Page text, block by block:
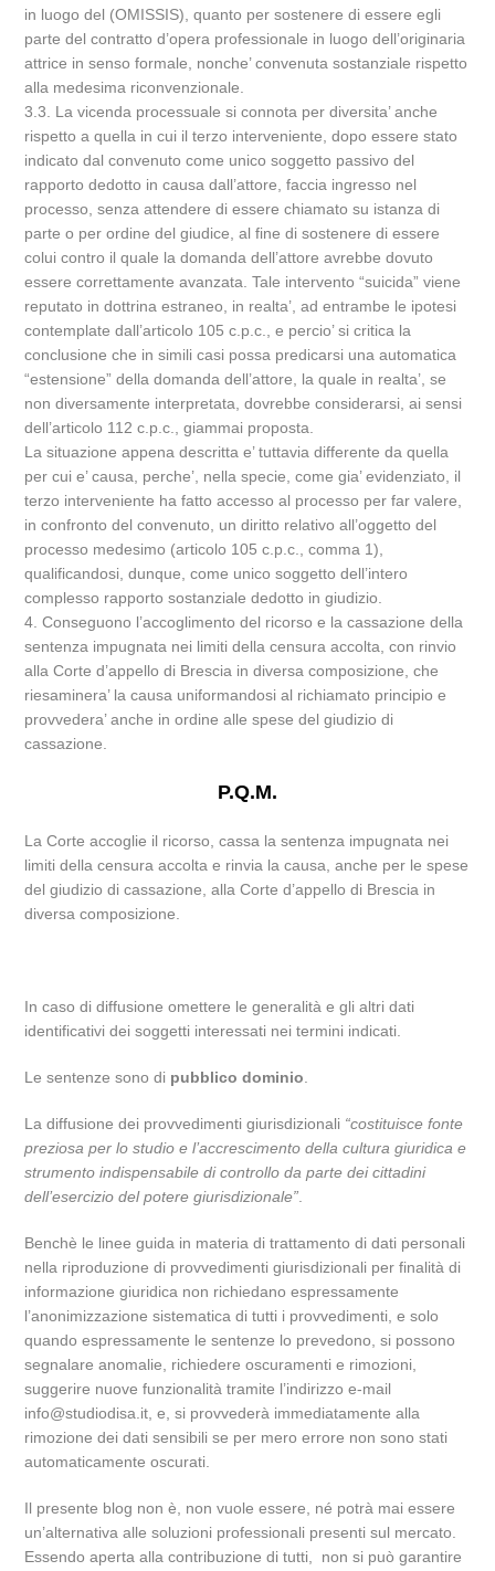
in luogo del (OMISSIS), quanto per sostenere di essere egli
parte del contratto d’opera professionale in luogo dell’originaria
attrice in senso formale, nonche’ convenuta sostanziale rispetto
alla medesima riconvenzionale.
3.3. La vicenda processuale si connota per diversita’ anche
rispetto a quella in cui il terzo interveniente, dopo essere stato
indicato dal convenuto come unico soggetto passivo del
rapporto dedotto in causa dall’attore, faccia ingresso nel
processo, senza attendere di essere chiamato su istanza di
parte o per ordine del giudice, al fine di sostenere di essere
colui contro il quale la domanda dell’attore avrebbe dovuto
essere correttamente avanzata. Tale intervento “suicida” viene
reputato in dottrina estraneo, in realta’, ad entrambe le ipotesi
contemplate dall’articolo 105 c.p.c., e percio’ si critica la
conclusione che in simili casi possa predicarsi una automatica
“estensione” della domanda dell’attore, la quale in realta’, se
non diversamente interpretata, dovrebbe considerarsi, ai sensi
dell’articolo 112 c.p.c., giammai proposta.
La situazione appena descritta e’ tuttavia differente da quella
per cui e’ causa, perche’, nella specie, come gia’ evidenziato, il
terzo interveniente ha fatto accesso al processo per far valere,
in confronto del convenuto, un diritto relativo all’oggetto del
processo medesimo (articolo 105 c.p.c., comma 1),
qualificandosi, dunque, come unico soggetto dell’intero
complesso rapporto sostanziale dedotto in giudizio.
4. Conseguono l’accoglimento del ricorso e la cassazione della
sentenza impugnata nei limiti della censura accolta, con rinvio
alla Corte d’appello di Brescia in diversa composizione, che
riesaminera’ la causa uniformandosi al richiamato principio e
provvedera’ anche in ordine alle spese del giudizio di
cassazione.
P.Q.M.
La Corte accoglie il ricorso, cassa la sentenza impugnata nei
limiti della censura accolta e rinvia la causa, anche per le spese
del giudizio di cassazione, alla Corte d’appello di Brescia in
diversa composizione.
In caso di diffusione omettere le generalità e gli altri dati
identificativi dei soggetti interessati nei termini indicati.
Le sentenze sono di pubblico dominio
La diffusione dei provvedimenti giurisdizionali “costituisce fonte
preziosa per lo studio e l’accrescimento della cultura giuridica e
strumento indispensabile di controllo da parte dei cittadini
dell’esercizio del potere giurisdizionale”
Benchè le linee guida in materia di trattamento di dati personali
nella riproduzione di provvedimenti giurisdizionali per finalità di
informazione giuridica non richiedano espressamente
l’anonimizzazione sistematica di tutti i provvedimenti, e solo
quando espressamente le sentenze lo prevedono, si possono
segnalare anomalie, richiedere oscuramenti e rimozioni,
suggerire nuove funzionalità tramite l’indirizzo e-mail
info@studiodisa.it, e, si provvederà immediatamente alla
rimozione dei dati sensibili se per mero errore non sono stati
automaticamente oscurati.
Il presente blog non è, non vuole essere, né potrà mai essere
un’alternativa alle soluzioni professionali presenti sul mercato.
Essendo aperta alla contribuzione di tutti, non si può garantire